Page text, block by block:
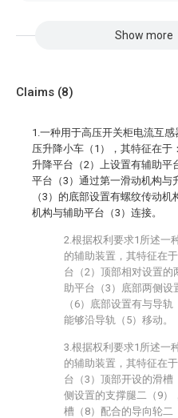
Show more
Claims (8)
1.一种用于高压开关柜电流互
压升降小车（1），其特征在于
升降平台（2）上设置有辅助平
平台（3）通过第一滑动机构与
（3）的底部设置有螺纹传动
机构与辅助平台（3）连接。
2.根据权利要求1所述一
的辅助装置，其特征在
台（2）顶部相对设置
助平台（3）底部两侧设
（6）底部设置有与导
能够沿导轨（5）移动。
3.根据权利要求1所述一
的辅助装置，其特征在
台（3）顶部开设的滑槽
侧设置的支撑腿二（9）
槽（8）配合的导向轮二